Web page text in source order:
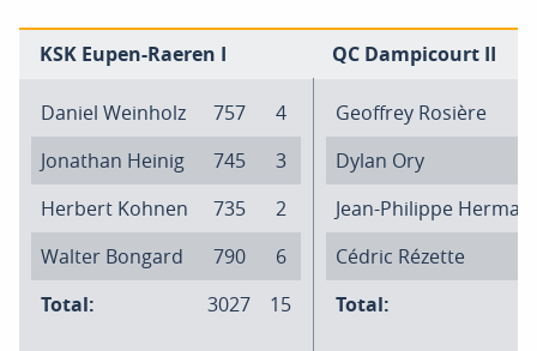
KSK Eupen-Raeren I QC Dampicourt II
Daniel Weinholz 757
4
Jonathan Heinig
745
3
Herbert Kohnen
735
2
Walter Bongard
790
6
Total:
3027 15
Geoffrey Rosière
Dylan Ory
Jean-Philippe Herman
Cédric Rézette
Total: